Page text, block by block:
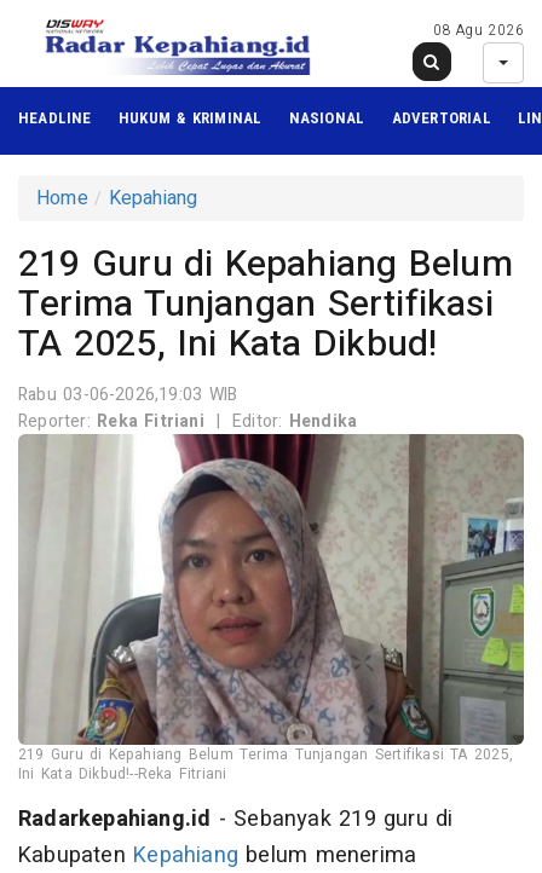
08 Agu 2026
HEADLINE HUKUM & KRIMINAL NASIONAL ADVERTORIAL
Home Kepahiang
219 Guru di Kepahiang Belum
Terima Tunjangan Sertifikasi
TA 2025, Ini Kata Dikbud!
Rabu 03-06-2026,19:03 WIB
Reporter: Reka Fitriani | Editor: Hendika
219 Guru di Kepahiang Belum Terima Tunjangan Sertifikasi TA 2025,
Ini Kata Dikbud!--Reka Fitriani
Radarkepahiang.id - Sebanyak 219 guru di
Kabupaten Kepahiang belum menerima